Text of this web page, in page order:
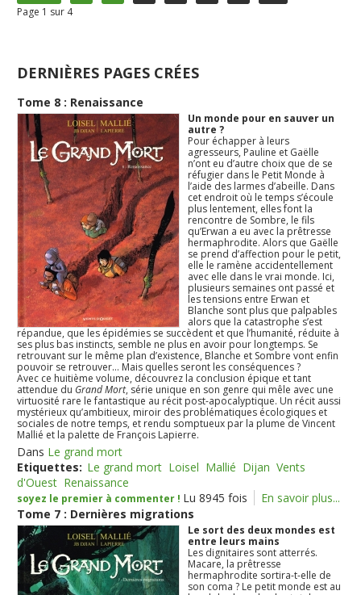
Page 1 sur 4
DERNIÈRES PAGES CRÉES
Tome 8 : Renaissance
Un monde pour en sauver un
autre ?
Pour échapper à leurs
agresseurs, Pauline et Gaëlle
n’ont eu d’autre choix que de se
réfugier dans le Petit Monde à
l’aide des larmes d’abeille. Dans
cet endroit où le temps s’écoule
plus lentement, elles font la
rencontre de Sombre, le fils
qu’Erwan a eu avec la prêtresse
hermaphrodite. Alors que Gaëlle
se prend d’affection pour le petit,
elle le ramène accidentellement
avec elle dans le vrai monde. Ici,
plusieurs semaines ont passé et
les tensions entre Erwan et
Blanche sont plus que palpables
alors que la catastrophe s’est
répandue, que les épidémies se succèdent et que l’humanité, réduite à
ses plus bas instincts, semble ne plus en avoir pour longtemps. Se
retrouvant sur le même plan d’existence, Blanche et Sombre vont enfin
pouvoir se retrouver… Mais quelles seront les conséquences ?
Avec ce huitième volume, découvrez la conclusion épique et tant
attendue du Grand Mort, série unique en son genre qui mêle avec une
virtuosité rare le fantastique au récit post-apocalyptique. Un récit aussi
mystérieux qu’ambitieux, miroir des problématiques écologiques et
sociales de notre temps, et rendu somptueux par la plume de Vincent
Mallié et la palette de François Lapierre.
Dans Le grand mort
Etiquettes: Le grand mort Loisel Mallié Dijan Vents
d'Ouest Renaissance
soyez le premier à commenter ! Lu 8945 fois
En savoir plus...
Tome 7 : Dernières migrations
Le sort des deux mondes est
entre leurs mains
Les dignitaires sont atterrés.
Macare, la prêtresse
hermaphrodite sortira-t-elle de
son coma ? Le petit monde est au